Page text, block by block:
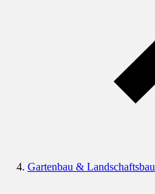
Gartenbau & Landschaftsbau